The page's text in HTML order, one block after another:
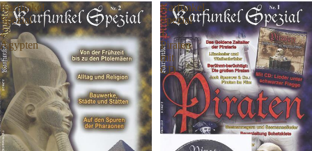
Karfunkel
Spezial
2
Ägypten
Karfunkel
Spezial
1
Piraten
mit
CD